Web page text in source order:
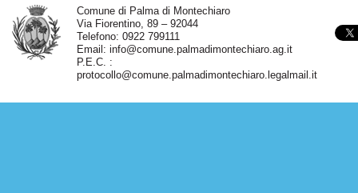
Comune di Palma di Montechiaro
Via Fiorentino, 89 – 92044
Telefono: 0922 799111
Email: info@comune.palmadimontechiaro.ag.it
P.E.C. :
protocollo@comune.palmadimontechiaro.legalmail.it